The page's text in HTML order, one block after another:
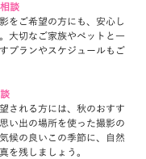
談
をご希望の方にも、安心し
大切なご家族やペットと一
プランやスケジュールもご
される方には、秋のおすす
い出の場所を使った撮影の
候の良いこの季節に、自然
を残しましょう。